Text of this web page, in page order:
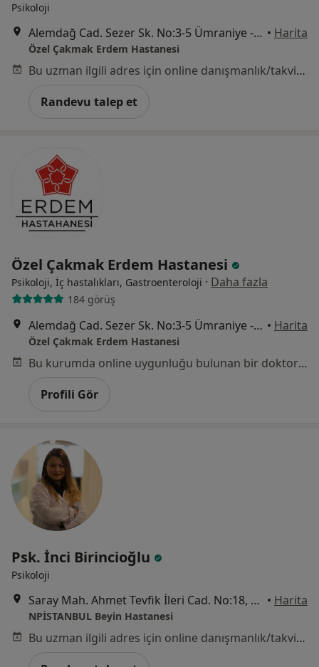
Psikoloji
Alemdağ Cad. Sezer Sk. No:3-5 Ümraniye - İstanbul, Ümraniye • Harita
Özel Çakmak Erdem Hastanesi
Bu uzman ilgili adres için online danışmanlık/takvim sunmuyor.
Randevu talep et
Özel Çakmak Erdem Hastanesi
Psikoloji, İç hastalıkları, Gastroenteroloji · Daha fazla
184 görüş
Alemdağ Cad. Sezer Sk. No:3-5 Ümraniye - İstanbul, Ümraniye • Harita
Özel Çakmak Erdem Hastanesi
Bu kurumda online uygunluğu bulunan bir doktor veya uzman bulunamadı
Profili Gör
Psk. İnci Birincioğlu
Psikoloji
Saray Mah. Ahmet Tevfik İleri Cad. No:18, Ümraniye, Ümraniye • Harita
NPİSTANBUL Beyin Hastanesi
Bu uzman ilgili adres için online danışmanlık/takvim sunmuyor.